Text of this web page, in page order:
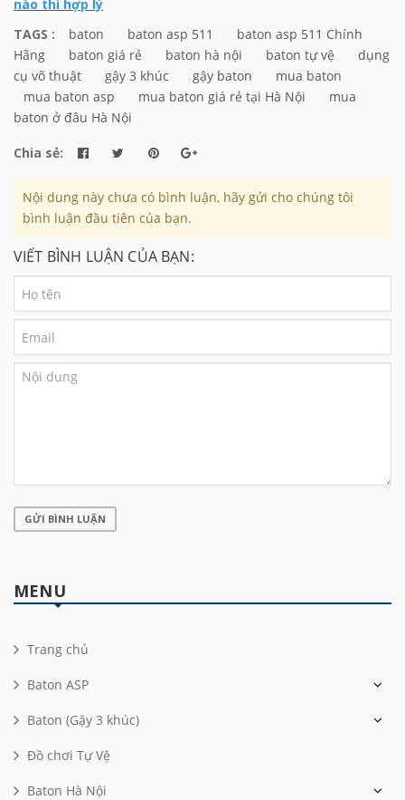
nào thì hợp lý
TAGS :
baton baton asp 511
baton asp 511 Chính
Hãng
baton giá rẻ baton hà nội baton tự vệ
dụng
cụ võ thuật
gậy 3 khúc gậy baton
mua baton
mua baton asp
mua baton giá rẻ tại Hà Nội
mua
baton ở đâu Hà Nội
Chia sẻ:
Nội dung này chưa có bình luận, hãy gửi cho chúng tôi
bình luận đầu tiên của bạn.
VIẾT BÌNH LUẬN CỦA BẠN:
GỬI BÌNH LUẬN
MENU
Trang chủ
Baton ASP
Baton (Gậy 3 khúc)
Đồ chơi Tự Vệ
Baton Hà Nội